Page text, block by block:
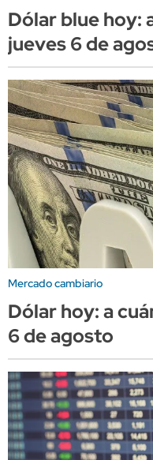
Dólar blue hoy:
jueves 6 de
Mercado cambiario
Dólar hoy: a
6 de agosto